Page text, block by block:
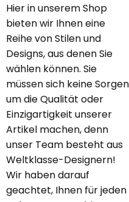
Hier in unserem Shop
bieten wir Ihnen eine
Reihe von Stilen und
Designs, aus denen Sie
wählen können. Sie
müssen sich keine Sorgen
um die Qualität oder
Einzigartigkeit unserer
Artikel machen, denn
unser Team besteht aus
Weltklasse-Designern!
Wir haben darauf
geachtet, Ihnen für jeden